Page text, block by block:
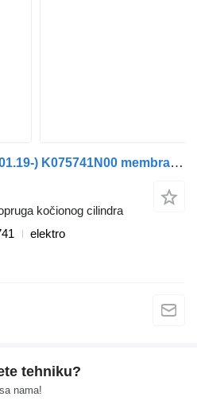
Knorr-Bremse eCollect (01.19-) K075741N00 membranska opruga kočionog cilindra za Dennis eCollect Terberg YT Magtec (2019-) tegljača
kočionog cilindra
elektro
tehniku?
nama!